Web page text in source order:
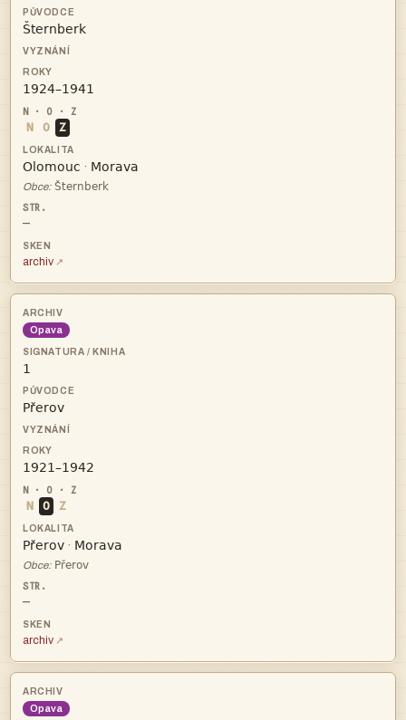


N O Z
 · 
Obce: 
—
archiv
Opava



N O Z
 · 
Obce: 
—
archiv
Opava